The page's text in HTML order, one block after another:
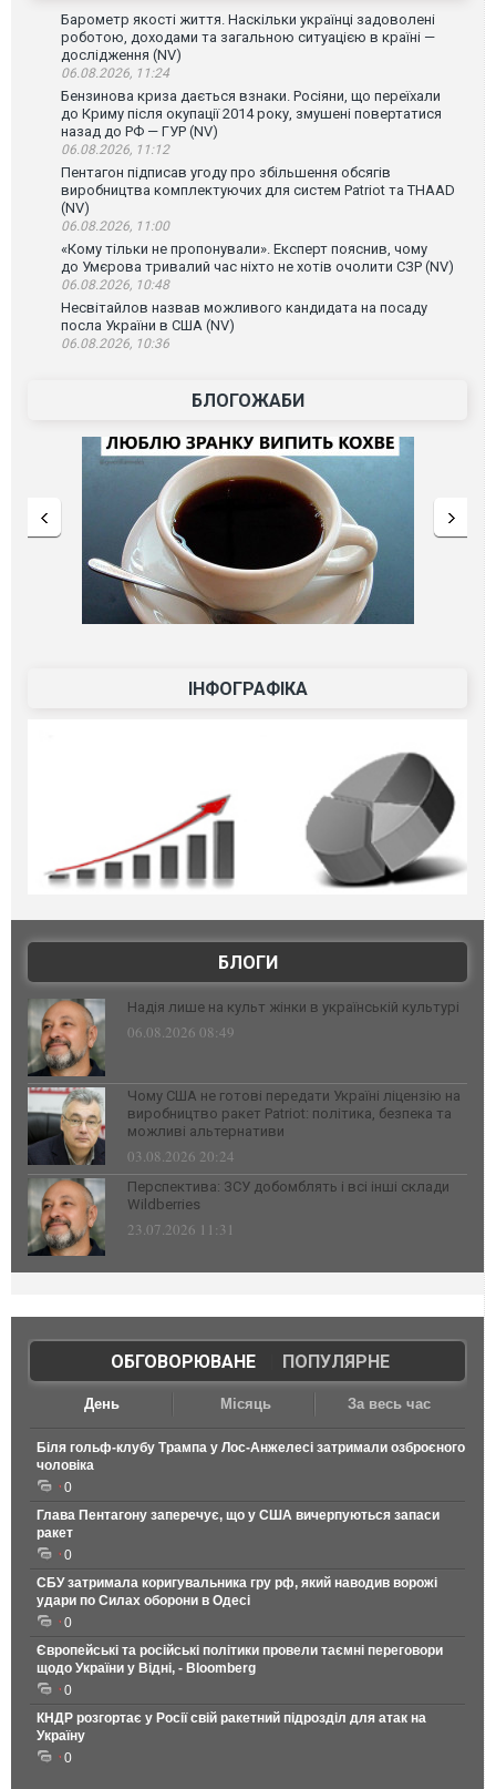
Барометр якості життя. Наскільки українці задоволені
роботою, доходами та загальною ситуацією в країні —
дослідження (NV)
06.08.2026, 11:24
Бензинова криза дається взнаки. Росіяни, що переїхали
до Криму після окупації 2014 року, змушені повертатися
назад до РФ — ГУР (NV)
06.08.2026, 11:12
Пентагон підписав угоду про збільшення обсягів
виробництва комплектуючих для систем Patriot та THAAD
(NV)
06.08.2026, 11:00
«Кому тільки не пропонували». Експерт пояснив, чому
до Умєрова тривалий час ніхто не хотів очолити СЗР (NV)
06.08.2026, 10:48
Несвітайлов назвав можливого кандидата на посаду
посла України в США (NV)
06.08.2026, 10:36
БЛОГОЖАБИ
ІНФОГРАФІКА
БЛОГИ
Надія лише на культ жінки в українській культурі
06.08.2026 08:49
Чому США не готові передати Україні ліцензію на
виробництво ракет Patriot: політика, безпека та
можливі альтернативи
03.08.2026 20:24
Перспектива: ЗСУ добомблять і всі інші склади
Wildberries
23.07.2026 11:31
ОБГОВОРЮВАНЕ| ПОПУЛЯРНЕ
День Місяць За весь час
Біля гольф-клубу Трампа у Лос-Анжелесі затримали озброєного
чоловіка
0
Глава Пентагону заперечує, що у США вичерпуються запаси
ракет
0
СБУ затримала коригувальника гру рф, який наводив ворожі
удари по Силах оборони в Одесі
0
Європейські та російські політики провели таємні переговори
щодо України у Відні, - Bloomberg
0
КНДР розгортає у Росії свій ракетний підрозділ для атак на
Україну
0